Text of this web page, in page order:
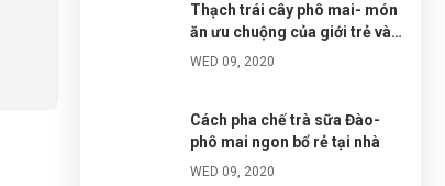
Thạch trái cây phô mai- món
ăn ưu chuộng của giới trẻ và
cách chế biến cực đơn giản
WED 09, 2020
Cách pha chế trà sữa Đào-
phô mai ngon bổ rẻ tại nhà
WED 09, 2020